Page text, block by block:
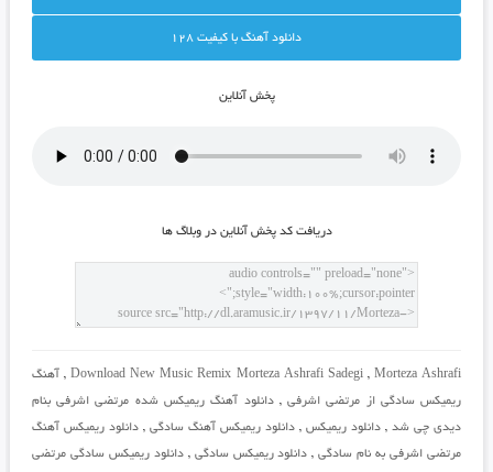
دانلود آهنگ با کيفيت 128
پخش آنلاين
دريافت کد پخش آنلاين در وبلاگ ها
Download New Music Remix Morteza Ashrafi Sadegi,Morteza Ashrafi
, آهنگ
ریمیکس سادگی از مرتضی اشرفی,دانلود آهنگ ریمیکس شده مرتضی اشرفی بنام
دیدی چی شد, دانلود ریمیکس, دانلود ریمیکس آهنگ سادگی ,دانلود ریمیکس آهنگ
مرتضی اشرفی به نام سادگی, دانلود ریمیکس سادگی ,دانلود ریمیکس سادگی مرتضی